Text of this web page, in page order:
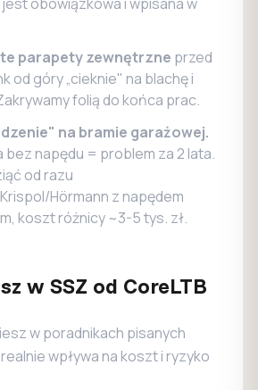
parapety zewnętrzne przed
od góry „cieknie" na blachę i
folią do końca prac.
na bramie garażowej.
bez napędu = problem za 2 lata.
od razu
Hörmann z napędem
koszt różnicy ~3-5 tys. zł.
w SSZ od CoreLTB
w poradnikach pisanych
wpływa na koszt i ryzyko